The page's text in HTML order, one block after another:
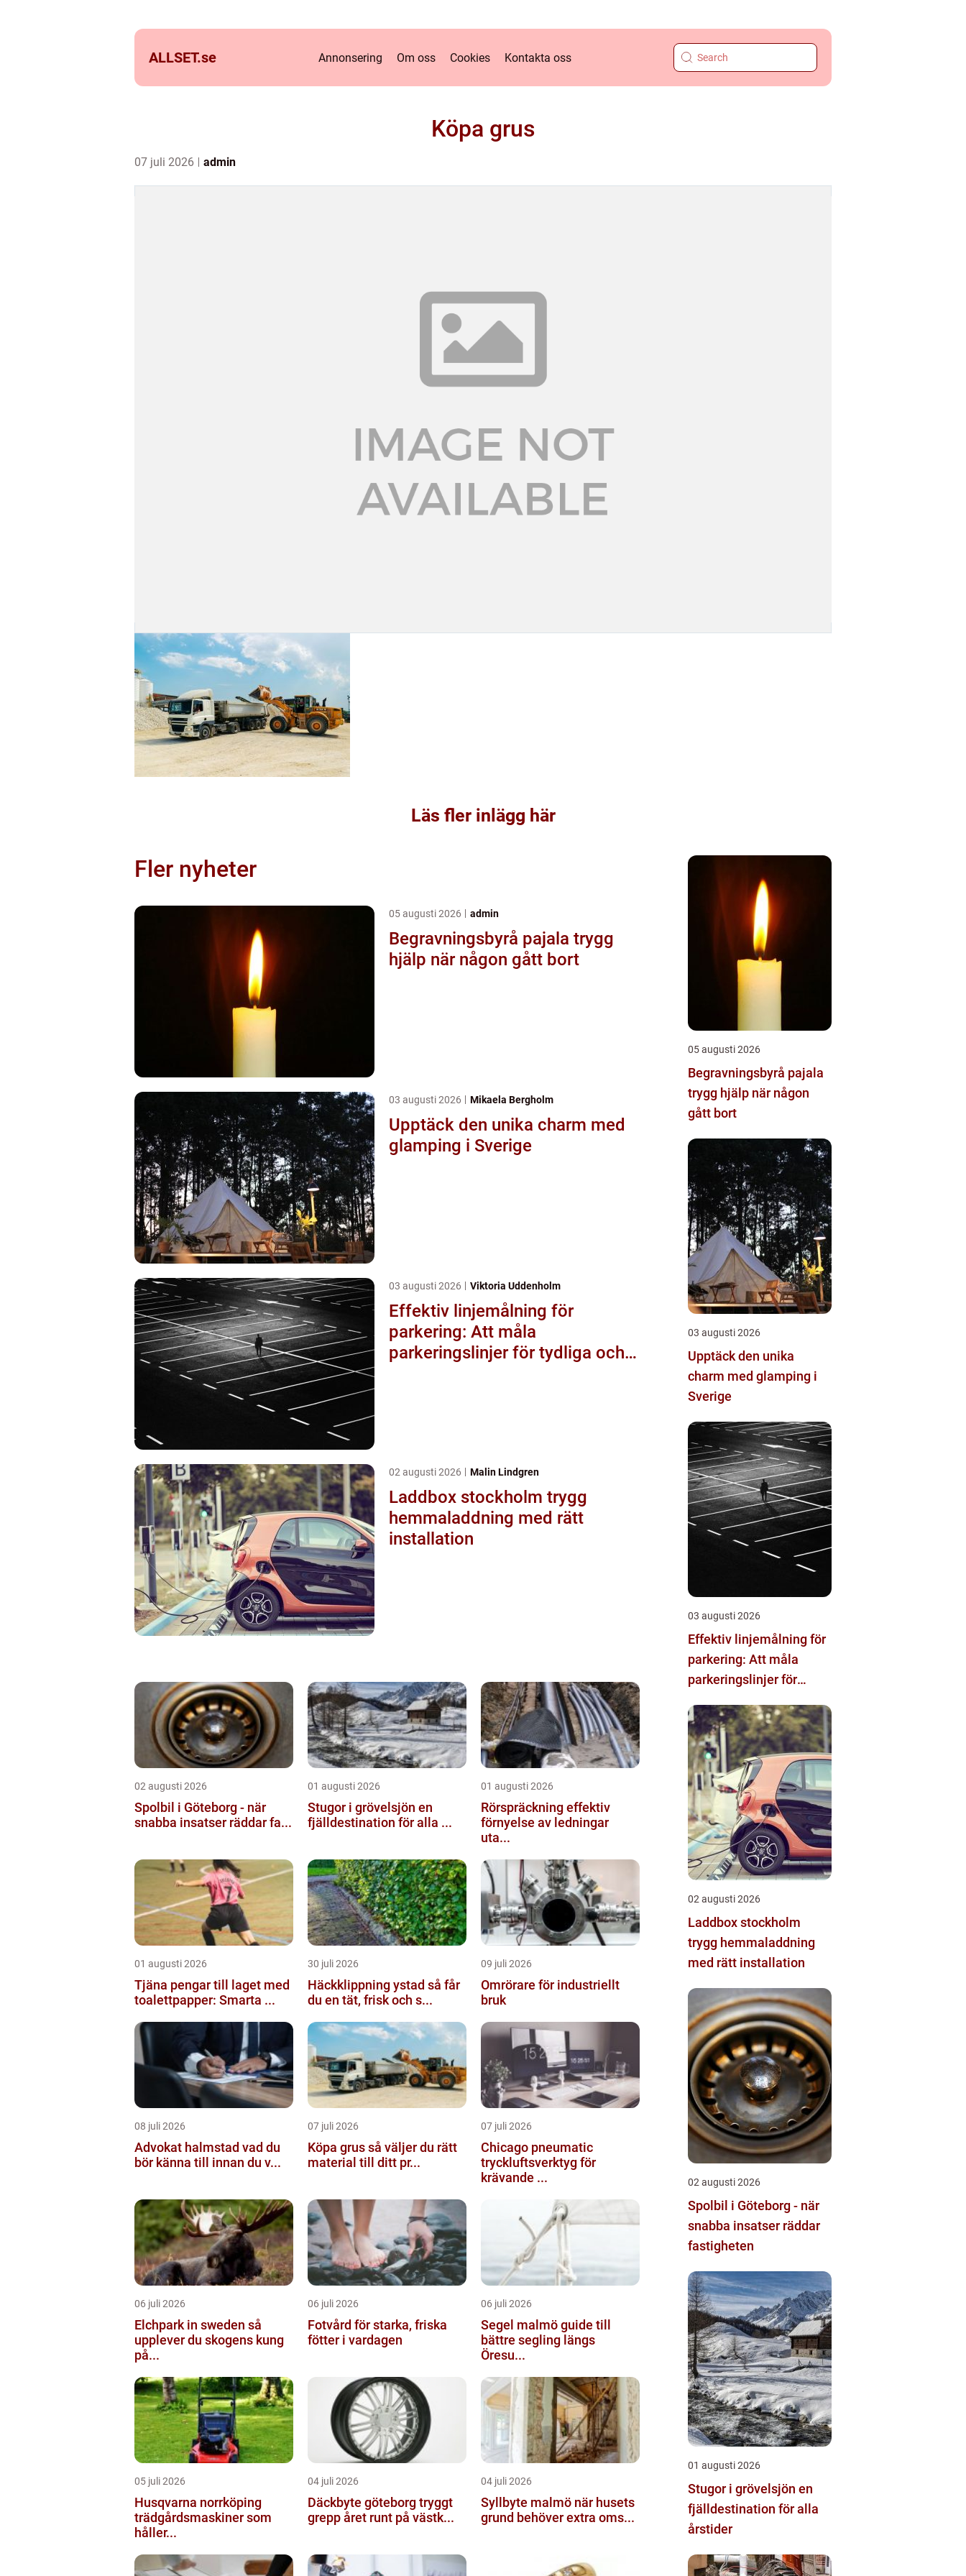
ALLSET.se Annonsering Om oss Cookies Kontakta oss
Köpa grus
07 juli 2026 admin
Läs fler inlägg här
Fler nyheter
05 augusti 2026 admin
Begravningsbyrå pajala trygg
hjälp när någon gått bort
03 augusti 2026 Mikaela Bergholm
Upptäck den unika charm med
glamping i Sverige
03 augusti 2026 Viktoria Uddenholm
Effektiv linjemålning för
parkering: Att måla
parkeringslinjer för tydliga och
02 augusti 2026 Malin Lindgren
Laddbox stockholm trygg
hemmaladdning med rätt
installation
02 augusti 2026
Spolbil i Göteborg - när
snabba insatser räddar fa...
01 augusti 2026
Stugor i grövelsjön en
fjälldestination för alla ...
01 augusti 2026
Rörspräckning effektiv
förnyelse av ledningar
uta...
01 augusti 2026
Tjäna pengar till laget med
toalettpapper: Smarta ...
30 juli 2026
Häckklippning ystad så får
du en tät, frisk och s...
09 juli 2026
Omrörare för industriellt
bruk
08 juli 2026
Advokat halmstad vad du
bör känna till innan du v...
07 juli 2026
Köpa grus så väljer du rätt
material till ditt pr...
07 juli 2026
Chicago pneumatic
tryckluftsverktyg för
krävande ...
06 juli 2026
Elchpark in sweden så
upplever du skogens kung
på...
06 juli 2026
Fotvård för starka, friska
fötter i vardagen
06 juli 2026
Segel malmö guide till
bättre segling längs
Öresu...
05 juli 2026
Husqvarna norrköping
trädgårdsmaskiner som
håller...
04 juli 2026
Däckbyte göteborg tryggt
grepp året runt på västk...
04 juli 2026
Syllbyte malmö när husets
grund behöver extra oms...
05 augusti 2026
Begravningsbyrå pajala
trygg hjälp när någon
gått bort
03 augusti 2026
Upptäck den unika
charm med glamping i
Sverige
03 augusti 2026
Effektiv linjemålning för
parkering: Att måla
parkeringslinjer för
parkeringsytor
02 augusti 2026
Laddbox stockholm
trygg hemmaladdning
med rätt installation
02 augusti 2026
Spolbil i Göteborg - när
snabba insatser räddar
fastigheten
01 augusti 2026
Stugor i grövelsjön en
fjälldestination för alla
årstider